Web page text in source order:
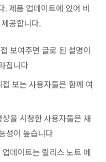
제품 업데이트에 있어 비
공합니다.
보여주면 글로 된 설명이
집니다
보는 사용자들은 함께 여
상을 시청한 사용자들은 새
성이 높습니다
업데이트는 릴리스 노트 페